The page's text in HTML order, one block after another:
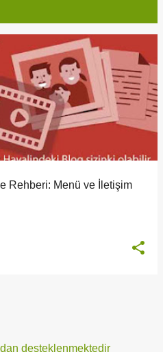
Rehberi: Menü ve İletişim
desteklenmektedir